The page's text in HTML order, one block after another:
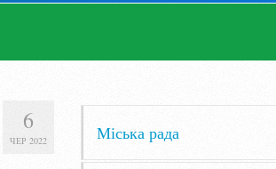
6
ЧЕР 2022 Міська рада